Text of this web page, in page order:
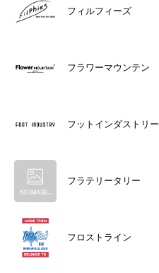
フィルフィーズ
フラワーマウンテン
フットインダストリー
フラテリータリー
フロストライン